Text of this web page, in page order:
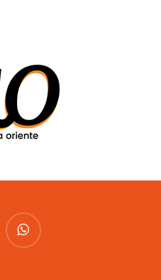
whatsapp